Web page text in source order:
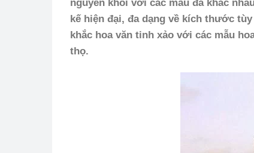
nguyên khối với các mẫu đá khác
kế hiện đại, đa dạng về kích thước
khắc hoa văn tinh xảo với các mẫu
thọ.